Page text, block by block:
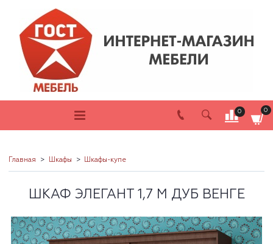
0 0
Главная Шкафы Шкафы-купе
ШКАФ ЭЛЕГАНТ 1,7 М ДУБ ВЕНГЕ